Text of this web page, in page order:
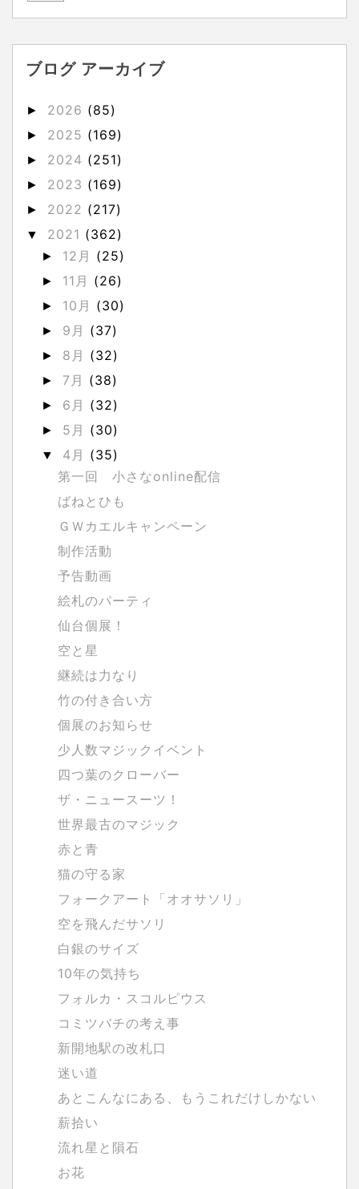
ブログ アーカイブ
► 2026 (85)
► 2025 (169)
► 2024 (251)
► 2023 (169)
► 2022 (217)
▼ 2021 (362)
► 12月 (25)
► 11月 (26)
► 10月 (30)
► 9月 (37)
► 8月 (32)
► 7月 (38)
► 6月 (32)
► 5月 (30)
▼ 4月 (35)
第一回 小さなonline配信
ばねとひも
ＧＷカエルキャンペーン
制作活動
予告動画
絵札のパーティ
仙台個展！
空と星
継続は力なり
竹の付き合い方
個展のお知らせ
少人数マジックイベント
四つ葉のクローバー
ザ・ニュースーツ！
世界最古のマジック
赤と青
猫の守る家
フォークアート「オオサソリ」
空を飛んだサソリ
白銀のサイズ
10年の気持ち
フォルカ・スコルピウス
コミツバチの考え事
新開地駅の改札口
迷い道
あとこんなにある、もうこれだけしかない
薪拾い
流れ星と隕石
お花